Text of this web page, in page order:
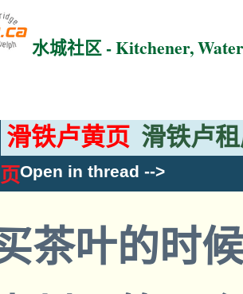
水城社区 - Kitchener,
滑铁卢黄页 滑铁卢
Open in thread -->
茶叶的时